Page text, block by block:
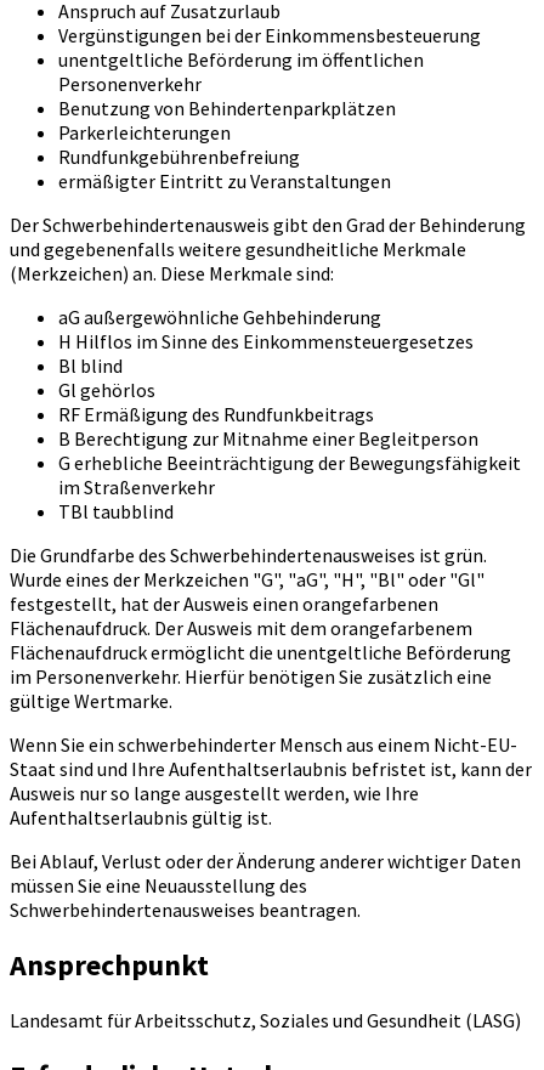
Anspruch auf Zusatzurlaub
Vergünstigungen bei der Einkommensbesteuerung
unentgeltliche Beförderung im öffentlichen
Personenverkehr
Benutzung von Behindertenparkplätzen
Parkerleichterungen
Rundfunkgebührenbefreiung
ermäßigter Eintritt zu Veranstaltungen
Der Schwerbehindertenausweis gibt den Grad der Behinderung
und gegebenenfalls weitere gesundheitliche Merkmale
(Merkzeichen) an. Diese Merkmale sind:
aG außergewöhnliche Gehbehinderung
H Hilflos im Sinne des Einkommensteuergesetzes
Bl blind
Gl gehörlos
RF Ermäßigung des Rundfunkbeitrags
B Berechtigung zur Mitnahme einer Begleitperson
G erhebliche Beeinträchtigung der Bewegungsfähigkeit
im Straßenverkehr
TBl taubblind
Die Grundfarbe des Schwerbehindertenausweises ist grün.
Wurde eines der Merkzeichen "G", "aG", "H", "Bl" oder "Gl"
festgestellt, hat der Ausweis einen orangefarbenen
Flächenaufdruck. Der Ausweis mit dem orangefarbenem
Flächenaufdruck ermöglicht die unentgeltliche Beförderung
im Personenverkehr. Hierfür benötigen Sie zusätzlich eine
gültige Wertmarke.
Wenn Sie ein schwerbehinderter Mensch aus einem Nicht-EU-
Staat sind und Ihre Aufenthaltserlaubnis befristet ist, kann der
Ausweis nur so lange ausgestellt werden, wie Ihre
Aufenthaltserlaubnis gültig ist.
Bei Ablauf, Verlust oder der Änderung anderer wichtiger Daten
müssen Sie eine Neuausstellung des
Schwerbehindertenausweises beantragen.
Ansprechpunkt
Landesamt für Arbeitsschutz, Soziales und Gesundheit (LASG)